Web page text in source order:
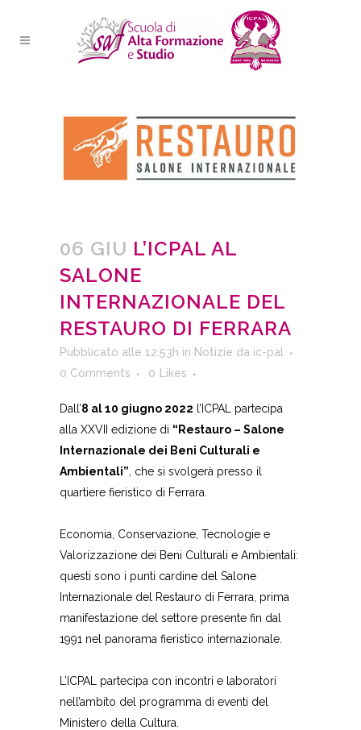
06 GIU L’ICPAL AL
SALONE
INTERNAZIONALE DEL
RESTAURO DI FERRARA
Pubblicato alle 12:53h in Notizie da ic-pal
0 Comments
0 Likes
Dall’8 al 10 giugno 2022 l’ICPAL partecipa
alla XXVII edizione di “ Restauro – Salone
Internazionale dei Beni Culturali e
Ambientali” che si svolgerà presso il
quartiere fieristico di Ferrara.
Economia, Conservazione, Tecnologie e
Valorizzazione dei Beni Culturali e Ambientali:
questi sono i punti cardine del Salone
Internazionale del Restauro di Ferrara, prima
manifestazione del settore presente fin dal
1991 nel panorama fieristico internazionale.
L’ICPAL partecipa con incontri e laboratori
nell’ambito del programma di eventi del
Ministero della Cultura.